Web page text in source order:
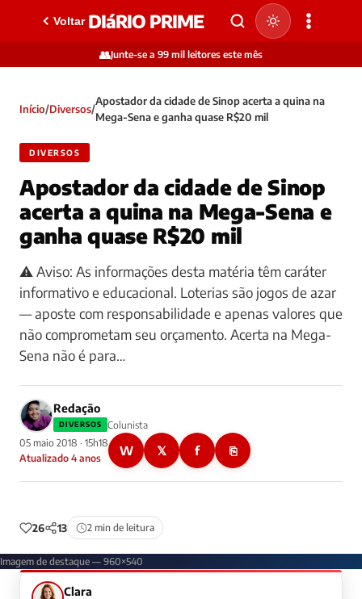
Voltar DIáRIO PRIME
👥Junte-se a 99 mil leitores este mês
Início/Diversos/
Apostador da cidade de Sinop acerta a quina na
Mega-Sena e ganha quase R$20 mil
DIVERSOS
Apostador da cidade de Sinop
acerta a quina na Mega-Sena e
ganha quase R$20 mil
⚠️ Aviso: As informações desta matéria têm caráter
informativo e educacional. Loterias são jogos de azar
— aposte com responsabilidade e apenas valores que
não comprometam seu orçamento. Acerta na Mega-
Sena não é para…
Redação
DIVERSOS
Colunista
05 maio 2018 · 15h18
Atualizado 4 anos
W 𝕏 f ⎘
26 13 2 min de leitura
Imagem de destaque — 960×540
Clara